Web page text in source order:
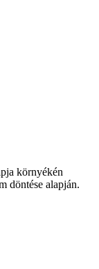
környékén
döntése alapján.